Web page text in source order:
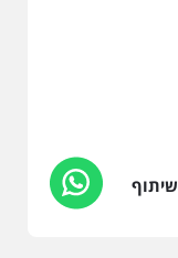
שיתוף